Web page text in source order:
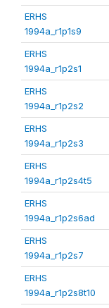
ERHS
1994a_r1p1s9
ERHS
1994a_r1p2s1
ERHS
1994a_r1p2s2
ERHS
1994a_r1p2s3
ERHS
1994a_r1p2s4t5
ERHS
1994a_r1p2s6ad
ERHS
1994a_r1p2s7
ERHS
1994a_r1p2s8t10